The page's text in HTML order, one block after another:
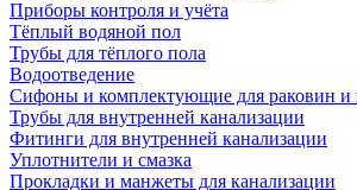
Приборы контроля и учёта
Тёплый водяной пол
Трубы для тёплого пола
Водоотведение
Сифоны и комплектующие для раковин и
Трубы для внутренней канализации
Фитинги для внутренней канализации
Уплотнители и смазка
Прокладки и манжеты для канализации